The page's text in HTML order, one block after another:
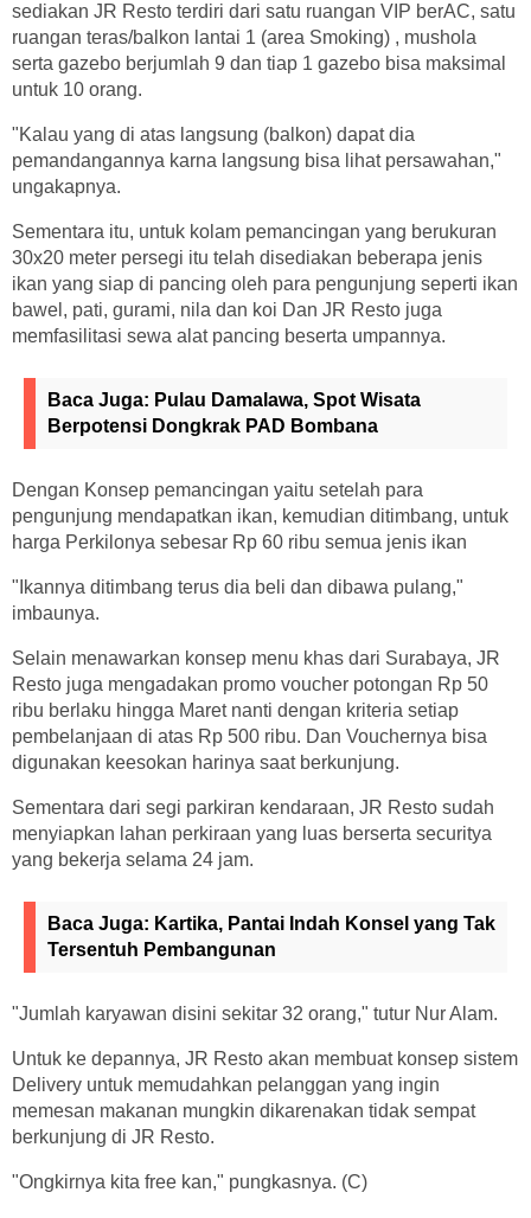
sediakan JR Resto terdiri dari satu ruangan VIP berAC, satu
ruangan teras/balkon lantai 1 (area Smoking) , mushola
serta gazebo berjumlah 9 dan tiap 1 gazebo bisa maksimal
untuk 10 orang.
"Kalau yang di atas langsung (balkon) dapat dia
pemandangannya karna langsung bisa lihat persawahan,"
ungakapnya.
Sementara itu, untuk kolam pemancingan yang berukuran
30x20 meter persegi itu telah disediakan beberapa jenis
ikan yang siap di pancing oleh para pengunjung seperti ikan
bawel, pati, gurami, nila dan koi Dan JR Resto juga
memfasilitasi sewa alat pancing beserta umpannya.
Baca Juga: Pulau Damalawa, Spot Wisata
Berpotensi Dongkrak PAD Bombana
Dengan Konsep pemancingan yaitu setelah para
pengunjung mendapatkan ikan, kemudian ditimbang, untuk
harga Perkilonya sebesar Rp 60 ribu semua jenis ikan
"Ikannya ditimbang terus dia beli dan dibawa pulang,"
imbaunya.
Selain menawarkan konsep menu khas dari Surabaya, JR
Resto juga mengadakan promo voucher potongan Rp 50
ribu berlaku hingga Maret nanti dengan kriteria setiap
pembelanjaan di atas Rp 500 ribu. Dan Vouchernya bisa
digunakan keesokan harinya saat berkunjung.
Sementara dari segi parkiran kendaraan, JR Resto sudah
menyiapkan lahan perkiraan yang luas berserta securitya
yang bekerja selama 24 jam.
Baca Juga: Kartika, Pantai Indah Konsel yang Tak
Tersentuh Pembangunan
"Jumlah karyawan disini sekitar 32 orang," tutur Nur Alam.
Untuk ke depannya, JR Resto akan membuat konsep sistem
Delivery untuk memudahkan pelanggan yang ingin
memesan makanan mungkin dikarenakan tidak sempat
berkunjung di JR Resto.
"Ongkirnya kita free kan," pungkasnya. (C)